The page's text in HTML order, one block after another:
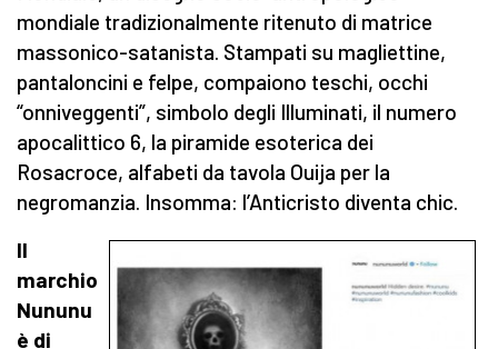
mondiale tradizionalmente ritenuto di matrice
massonico-satanista. Stampati su magliettine,
pantaloncini e felpe, compaiono teschi, occhi
“onniveggenti”, simbolo degli Illuminati, il numero
apocalittico 6, la piramide esoterica dei
Rosacroce, alfabeti da tavola Ouija per la
negromanzia. Insomma: l’Anticristo diventa chic.
Il
marchio
Nununu
è di